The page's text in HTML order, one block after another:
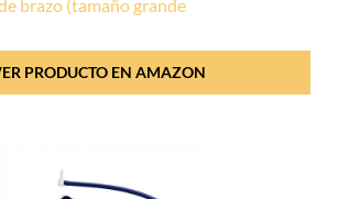
brazo (tamaño grande
PRODUCTO EN AMAZON